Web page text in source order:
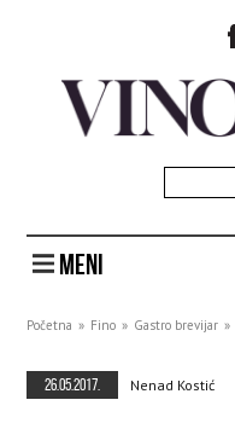
MENI
Početna » Fino » Gastro brevijar »
26.05.2017. Nenad Kostić